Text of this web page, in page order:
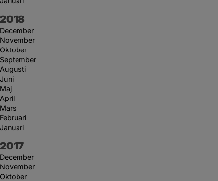
År:
2018
December
November
Oktober
September
Augusti
Juni
Maj
April
Mars
Februari
Januari
År:
2017
December
November
Oktober